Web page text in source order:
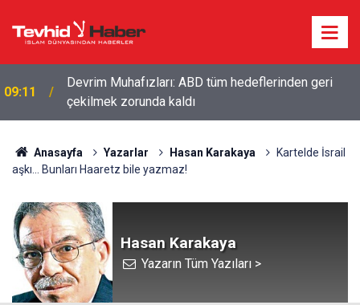
09:11
Devrim Muhafızları: ABD tüm hedeflerinden geri
çekilmek zorunda kaldı
Anasayfa Yazarlar Hasan Karakaya
Kartelde İsrail
aşkı... Bunları Haaretz bile yazmaz!
Hasan Karakaya
Yazarın Tüm Yazıları >